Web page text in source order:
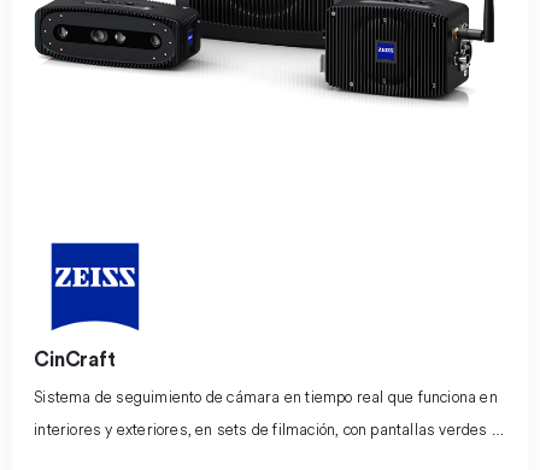
CinCraft
Sistema de seguimiento de cámara en tiempo real que funciona en
interiores y exteriores, en sets de filmación, con pantallas verdes y